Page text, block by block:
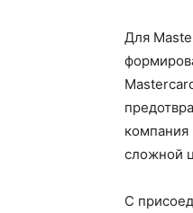
Для
компания
сложной
С